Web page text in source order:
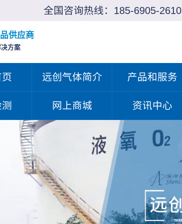
全国咨询热线： 185-6905-2610
供应商
方案
远创气体简介 产品和服务
网上商城 资讯中心